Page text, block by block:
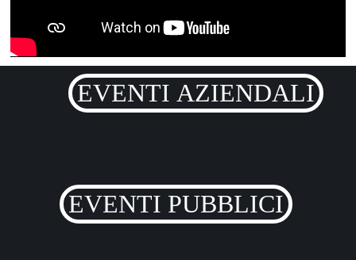
EVENTI AZIENDALI
EVENTI PUBBLICI